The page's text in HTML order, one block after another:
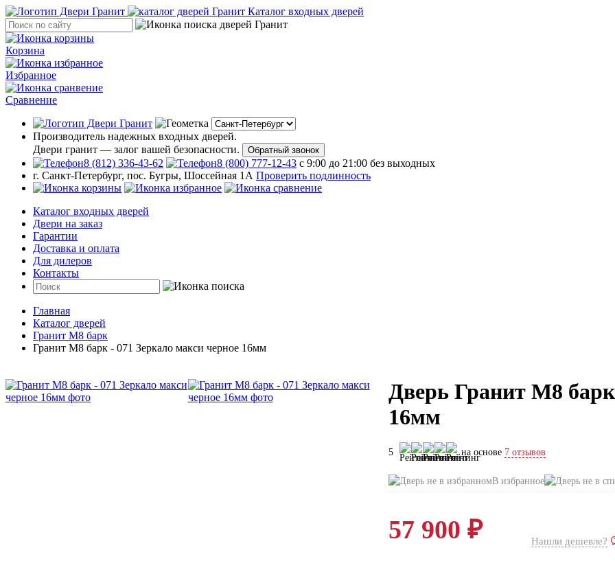
Каталог входных дверей
Корзина
Избранное
Сравнение
Производитель надежных входных дверей.
Двери гранит — залог вашей безопасности.
Обратный звонок
8 (812) 336-43-62 8 (800) 777-12-43 с 9:00 до 21:00 без выходных
г. Санкт-Петербург, пос. Бугры, Шоссейная 1А Проверить подлинность
Каталог входных дверей
Двери на заказ
Гарантии
Доставка и оплата
Для дилеров
Контакты
Главная
Каталог дверей
Гранит М8 барк
Гранит М8 барк - 071 Зеркало макси черное 16мм
Дверь Гранит М8
16мм
5 на основе 7 отзывов
В избранное
57 900 ₽ Нашли дешевле?